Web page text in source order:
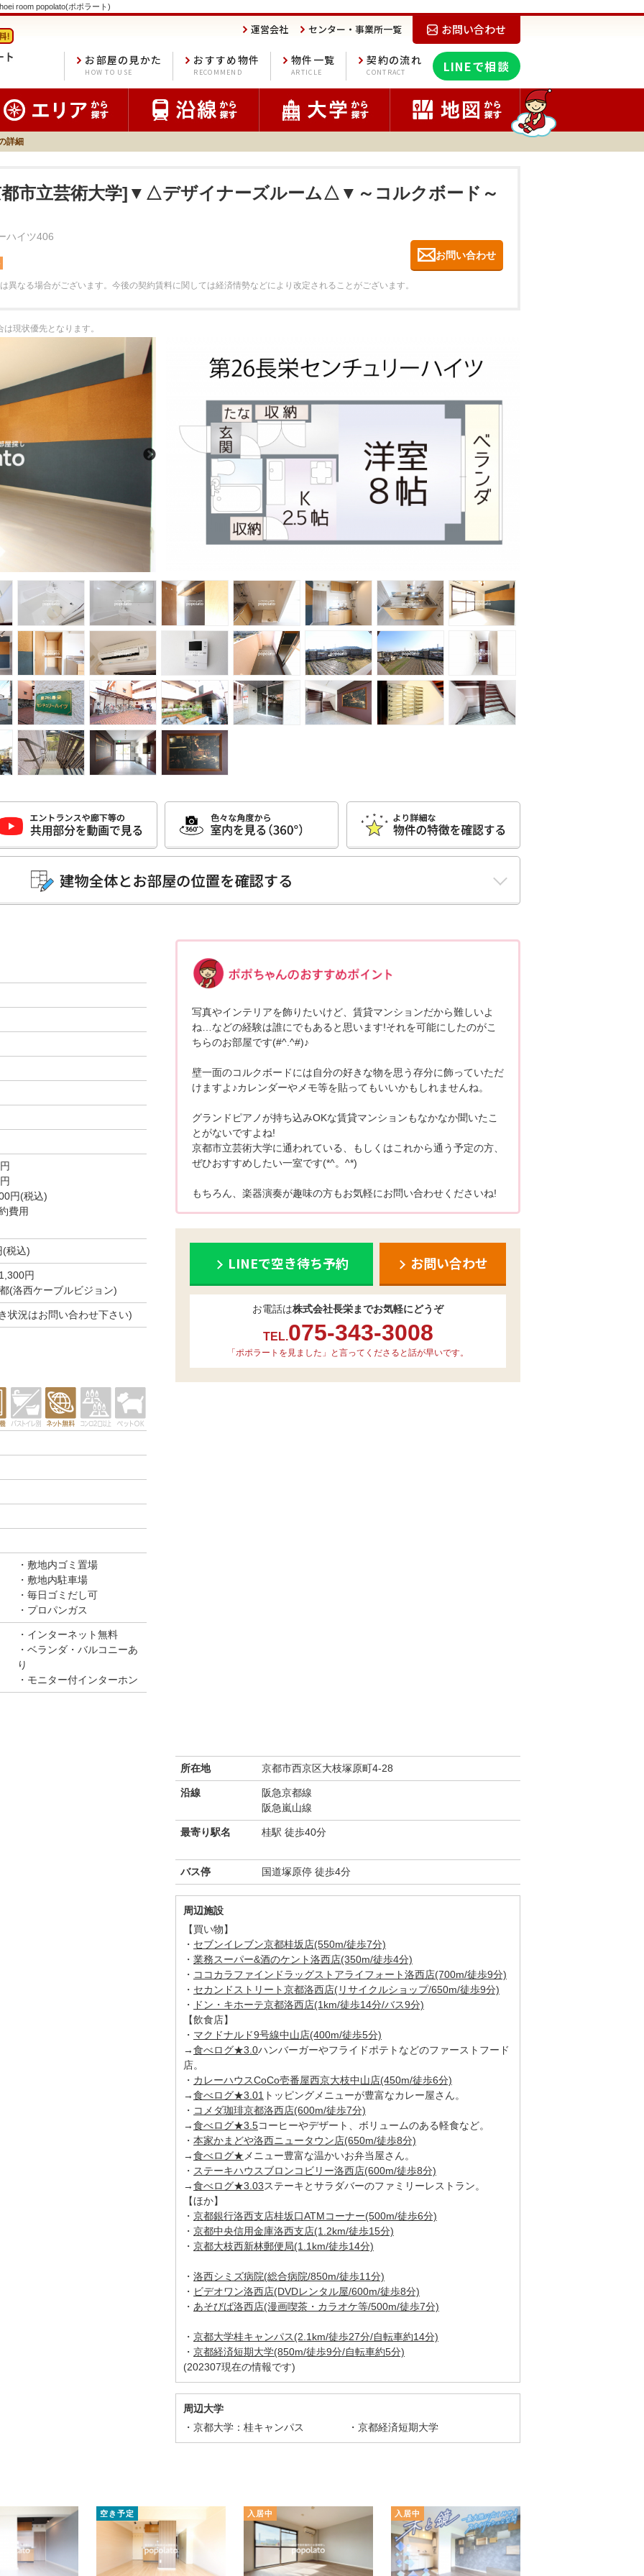
room popolato(ポポラート)
お問い合わせ
センター・事業所一覧
運営会社
LINEで相談
契約の流れ
CONTRACT
物件一覧
ARTICLE
おすすめ物件
RECOMMEND
お部屋の見かた
HOW TO USE
詳細
市立芸術大学]▼△デザイナーズルーム△▼～コルクボード～
ハイツ406
お問い合わせ
異なる場合がございます。 今後の契約賃料に関しては経済情勢などにより改定されることがございます。
現状優先となります。
円(税込)
費用
(税込)
円
(洛西ケーブルビジョン)
状況はお問い合わせ下さい)
敷地内ゴミ置場
敷地内駐車場
毎日ゴミだし可
プロパンガス
インターネット無料
ベランダ・バルコニーあ
り
モニター付インターホン
写真やインテリアを飾りたいけど、賃貸マンションだから難しいよ
ね…などの経験は誰にでもあると思います!それを可能にしたのがこ
ちらのお部屋です(#^.^#)♪
壁一面のコルクボードには自分の好きな物を思う存分に飾っていただ
けますよ♪カレンダーやメモ等を貼ってもいいかもしれませんね。
グランドピアノが持ち込みOKな賃貸マンションもなかなか聞いたこ
とがないですよね!
京都市立芸術大学に通われている、もしくはこれから通う予定の方、
ぜひおすすめしたい一室です(*^。^*)
もちろん、楽器演奏が趣味の方もお気軽にお問い合わせくださいね!
LINEで空き待ち予約 お問い合わせ
お電話は株式会社長栄までお気軽にどうぞ
TEL.075-343-3008
「ポポラートを見ました」と言ってくださると話が早いです。
所在地 京都市西京区大枝塚原町4-28
沿線
阪急京都線
阪急嵐山線
最寄り駅名 桂駅 徒歩40分
バス停 国道塚原停 徒歩4分
周辺施設
【買い物】
・ セブンイレブン京都桂坂店(550m/徒歩7分)
・ 業務スーパー&酒のケント洛西店(350m/徒歩4分)
・ ココカラファインドラッグストアライフォート洛西店(700m/徒歩9分)
・ セカンドストリート京都洛西店(リサイクルショップ/650m/徒歩9分)
・
ドン・キホーテ京都洛西店(1km/徒歩14分/バス9分)
【飲食店】
・ マクドナルド9号線中山店(400m/徒歩5分)
→食べログ★3.0ハンバーガーやフライドポテトなどのファーストフード
店。
・ カレーハウスCoCo壱番屋西京大枝中山店(450m/徒歩6分)
→食べログ★3.01 トッピングメニューが豊富なカレー屋さん。
・ コメダ珈琲京都洛西店(600m/徒歩7分)
→食べログ★3.5コーヒーやデザート、ボリュームのある軽食など。
・ 本家かまどや洛西ニュータウン店(650m/徒歩8分)
→食べログ★ メニュー豊富な温かいお弁当屋さん。
・ ステーキハウスブロンコビリー洛西店(600m/徒歩8分)
→食べログ★3.03ステーキとサラダバーのファミリーレストラン。
【ほか】
・ 京都銀行洛西支店桂坂口ATMコーナー(500m/徒歩6分)
・ 京都中央信用金庫洛西支店(1.2km/徒歩15分)
・ 京都大枝西新林郵便局(1.1km/徒歩14分)
・ 洛西シミズ病院(総合病院/850m/徒歩11分)
・ ビデオワン洛西店(DVDレンタル屋/600m/徒歩8分)
・ あそびば洛西店(漫画喫茶・カラオケ等/500m/徒歩7分)
・ 京都大学桂キャンパス(2.1km/徒歩27分/自転車約14分)
・ 京都経済短期大学(850m/徒歩9分/自転車約5分)
(202307現在の情報です)
周辺大学
京都大学：桂キャンパス
京都経済短期大学